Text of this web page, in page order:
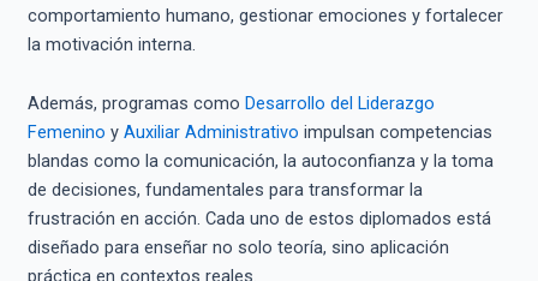
comportamiento humano, gestionar emociones y fortalecer
la motivación interna.
Además, programas como Desarrollo del Liderazgo
Femenino y Auxiliar Administrativo impulsan competencias
blandas como la comunicación, la autoconfianza y la toma
de decisiones, fundamentales para transformar la
frustración en acción. Cada uno de estos diplomados está
diseñado para enseñar no solo teoría, sino aplicación
práctica en contextos reales.